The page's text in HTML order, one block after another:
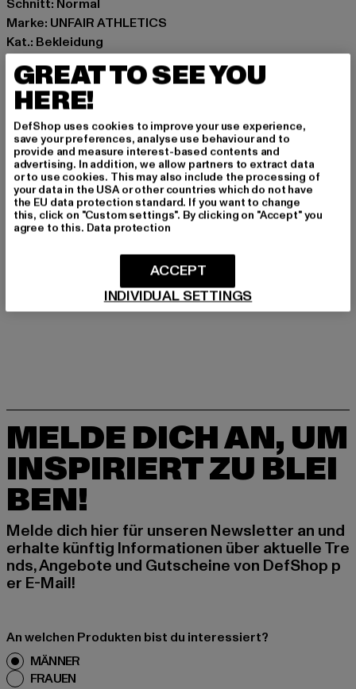
Schnitt: Normal
Marke: UNFAIR ATHLETICS
Kat.: Bekleidung
Farbe: olive
Hersteller Farbe: olive
Materialzusammensetzung: 100% Nylon
Art.Nr: UNFR26-049-00176
Hersteller: UTEX GmbH |info@unfairathletics.com
Tulbeckstraße 32 | 80339 München | DE
GRÖSSE & PASSFORM
LIEFERUNG & RÜCKGABE
MELDE DICH AN, UM
INSPIRIERT ZU BLEI
BEN!
Melde dich hier für unseren Newsletter an und
erhalte künftig Informationen über aktuelle Tre
nds, Angebote und Gutscheine von DefShop p
er E-Mail!
An welchen Produkten bist du interessiert?
MÄNNER
FRAUEN
GREAT TO SEE YOU
HERE!
DefShop uses cookies to improve your use experience,
save your preferences, analyse use behaviour and to
provide and measure interest-based contents and
advertising. In addition, we allow partners to extract data
or to use cookies. This may also include the processing of
your data in the USA or other countries which do not have
the EU data protection standard. If you want to change
this, click on "Custom settings". By clicking on "Accept" you
agree to this. Data protection
INDIVIDUAL SETTINGS
ACCEPT